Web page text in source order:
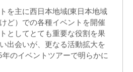
を主に西日本地域(東日本地域
ど）での各種イベントを開催
としてとても重要な役割を果
出会いが、更なる活動拡大を
のイベントツアーで明らかに